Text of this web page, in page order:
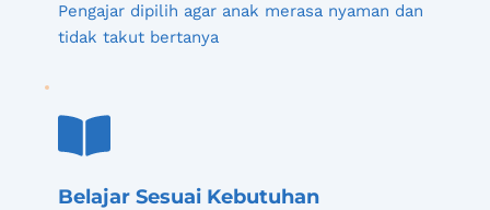
Pengajar dipilih agar anak merasa nyaman dan
tidak takut bertanya
Belajar Sesuai Kebutuhan